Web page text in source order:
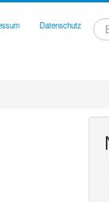
Datenschutz